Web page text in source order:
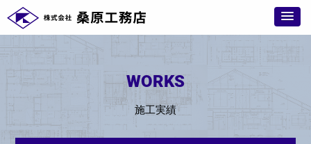
WORKS
施工実績